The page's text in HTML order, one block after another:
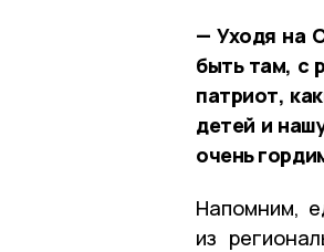
— Уходя на
быть там, с
патриот,
детей и
очень
Напомним,
из